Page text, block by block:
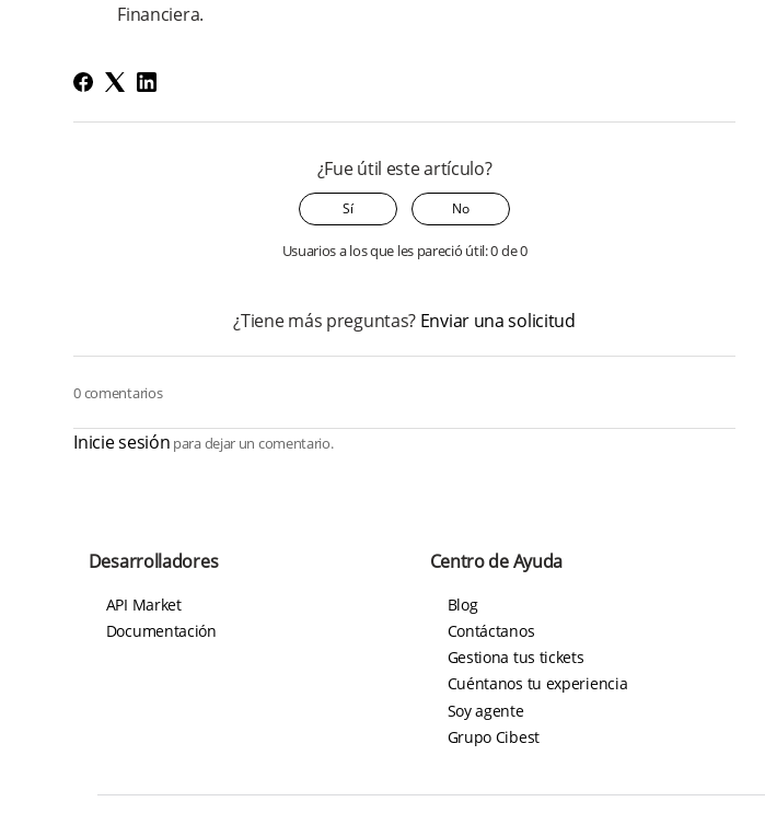
Financiera.
¿Fue útil este artículo?
Sí No
Usuarios a los que les pareció útil: 0 de 0
¿Tiene más preguntas? Enviar una solicitud
0 comentarios
Inicie sesión para dejar un comentario.
Desarrolladores
API Market
Documentación
Centro de Ayuda
Blog
Contáctanos
Gestiona tus tickets
Cuéntanos tu experiencia
Soy agente
Grupo Cibest